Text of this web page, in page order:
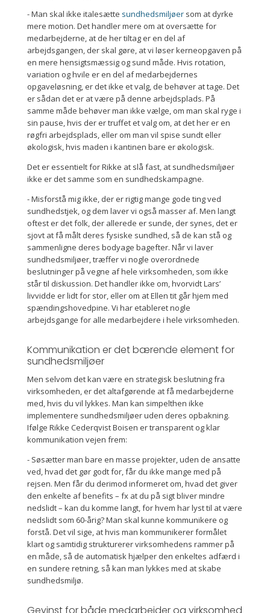
- Man skal ikke italesætte sundhedsmiljøersom at dyrke
mere motion. Det handler mere om at oversætte for
medarbejderne, at de her tiltag er en del af
arbejdsgangen, der skal gøre, at vi løser kerneopgaven på
en mere hensigtsmæssig og sund måde. Hvis rotation,
variation og hvile er en del af medarbejdernes
opgaveløsning, er det ikke et valg, de behøver at tage. Det
er sådan det er at være på denne arbejdsplads. På
samme måde behøver man ikke vælge, om man skal ryge i
sin pause, hvis der er truffet et valg om, at det her er en
røgfri arbejdsplads, eller om man vil spise sundt eller
økologisk, hvis maden i kantinen bare er økologisk.
Det er essentielt for Rikke at slå fast, at sundhedsmiljøer
ikke er det samme som en sundhedskampagne.
- Misforstå mig ikke, der er rigtig mange gode ting ved
sundhedstjek, og dem laver vi også masser af. Men langt
oftest er det folk, der allerede er sunde, der synes, det er
sjovt at få målt deres fysiske sundhed, så de kan stå og
sammenligne deres bodyage bagefter. Når vi laver
sundhedsmiljøer, træffer vi nogle overordnede
beslutninger på vegne af hele virksomheden, som ikke
står til diskussion. Det handler ikke om, hvorvidt Lars’
livvidde er lidt for stor, eller om at Ellen tit går hjem med
spændingshovedpine. Vi har etableret nogle
arbejdsgange for alle medarbejdere i hele virksomheden.
Kommunikation er det bærende element for
sundhedsmiljøer
Men selvom det kan være en strategisk beslutning fra
virksomheden, er det altafgørende at få medarbejderne
med, hvis du vil lykkes. Man kan simpelthen ikke
implementere sundhedsmiljøer uden deres opbakning.
Ifølge Rikke Cederqvist Boisen er transparent og klar
kommunikation vejen frem:
- Søsætter man bare en masse projekter, uden de ansatte
ved, hvad det gør godt for, får du ikke mange med på
rejsen. Men får du derimod informeret om, hvad det giver
den enkelte af benefits – fx at du på sigt bliver mindre
nedslidt – kan du komme langt, for hvem har lyst til at være
nedslidt som 60-årig? Man skal kunne kommunikere og
forstå. Det vil sige, at hvis man kommunikerer formålet
klart og samtidig strukturerer virksomhedens rammer på
en måde, så de automatisk hjælper den enkeltes adfærd i
en sundere retning, så kan man lykkes med at skabe
sundhedsmiljø.
Gevinst for både medarbejder og virksomhed